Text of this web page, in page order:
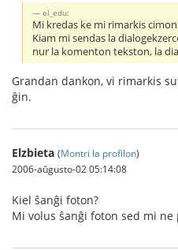
el_edu:
Mi kredas ke mi rimarkis
Kiam mi sendas la
nur la komenton tekston, la
Grandan dankon, vi rimarkis
ĝin.
Elzbieta (Montri la profilon)
2006-aŭgusto-02 05:14:08
Kiel ŝanĝi foton?
Mi volus ŝanĝi foton sed mi ne